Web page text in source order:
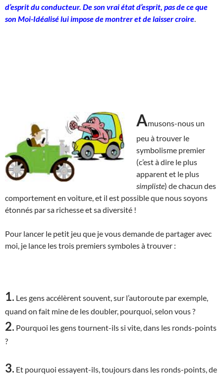
d’esprit du conducteur. De son vrai état d’esprit, pas de ce que
son Moi-Idéalisé lui impose de montrer et de laisser croire
Amusons-nous un
peu à trouver le
symbolisme premier
(c’est à dire le plus
apparent et le plus
simpliste) de chacun des
comportement en voiture, et il est possible que nous soyons
étonnés par sa richesse et sa diversité !
Pour lancer le petit jeu que je vous demande de partager avec
moi, je lance les trois premiers symboles à trouver :
1. Les gens accélèrent souvent, sur l’autoroute par exemple,
quand on fait mine de les doubler, pourquoi, selon vous ?
2. Pourquoi les gens tournent-ils si vite, dans les ronds-points
?
3. Et pourquoi essayent-ils, toujours dans les ronds-points, de